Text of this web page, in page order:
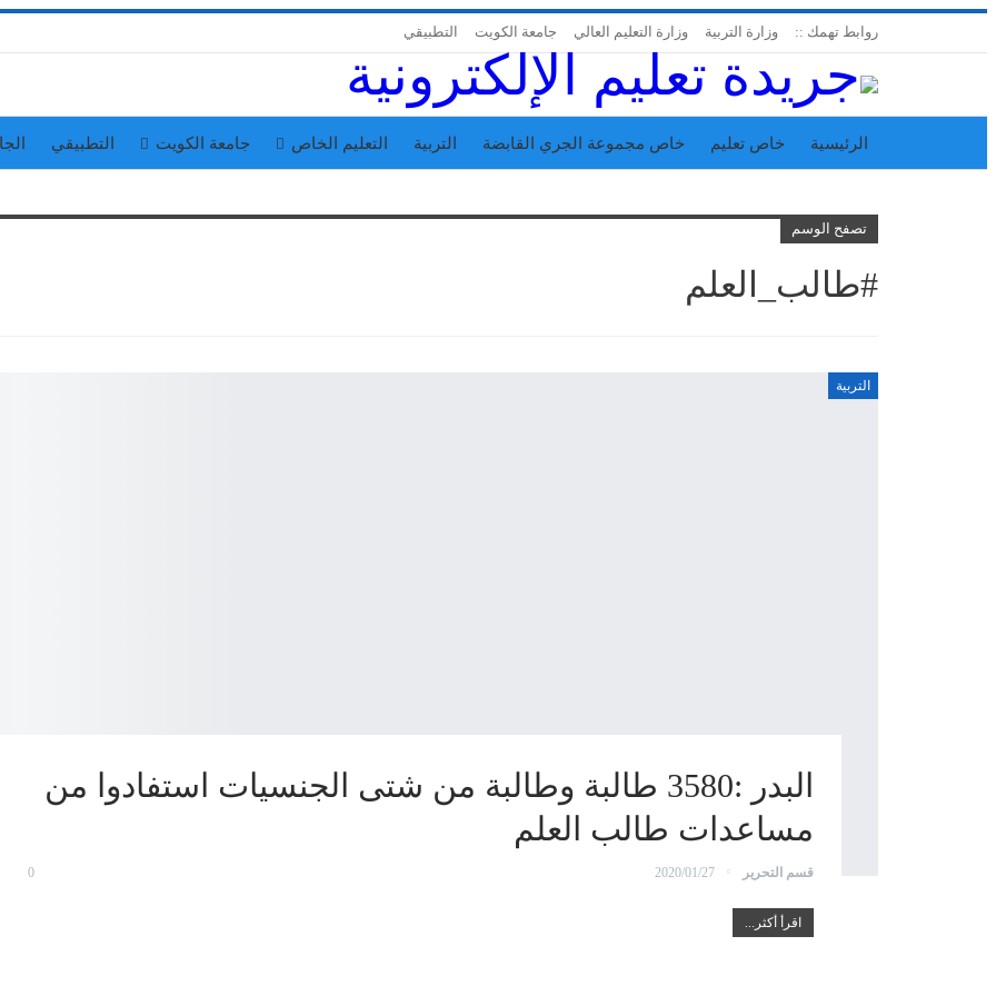
روابط تهمك :: وزارة التربية وزارة التعليم العالي جامعة الكويت التطبيقي
الرئيسية خاص تعليم خاص مجموعة الجري القابضة التربية التعليم الخاص جامعة الكويت التطبيقي
تصفح الوسم
#طالب_العلم
التربية
البدر :3580 طالبة وطالبة من شتى الجنسيات استفادوا من
مساعدات طالب العلم
قسم التحرير 2020/01/27
اقرأ أكثر...